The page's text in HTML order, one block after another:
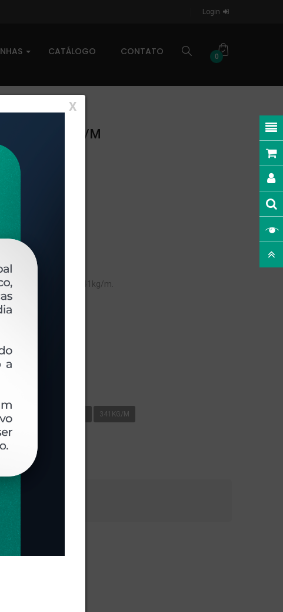
Login
CATÁLOGO CONTATO 0
X
0,341kg/m
peso linear de 0,341kg/m.
KG/M 341KG/M